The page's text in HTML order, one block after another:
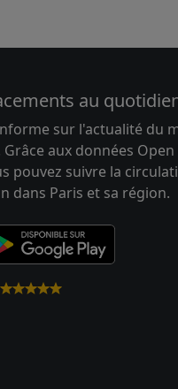
au
sur l'actualité du
aux données Open
pouvez suivre la
dans Paris et sa région.